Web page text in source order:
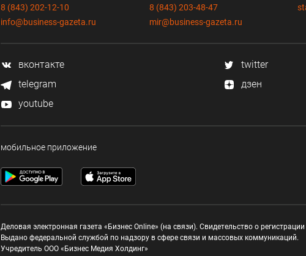
8 (843) 202-12-10
info@business-gazeta.ru
8 (843) 203-48-47
mir@business-gazeta.ru
вконтакте
twitter
telegram
дзен
youtube
мобильное приложение
Деловая электронная газета «Бизнес Online» (на связи). Свидетельство о
Выдано федеральной службой по надзору в сфере связи и массовых коммуникаций.
Учредитель ООО «Бизнес Медия Холдинг»